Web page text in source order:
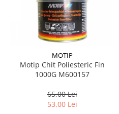
MOTIP
Motip Chit Poliesteric Fin
1000G M600157
65,00 Lei
53,00 Lei